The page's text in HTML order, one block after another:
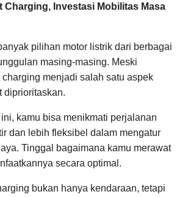
Charging, Investasi Mobilitas Masa
pilihan motor listrik dari berbagai
masing-masing. Meski
menjadi salah satu aspek
diprioritaskan.
kamu bisa menikmati perjalanan
dan lebih fleksibel dalam mengatur
Tinggal bagaimana kamu merawat
secara optimal.
bukan hanya kendaraan, tetapi